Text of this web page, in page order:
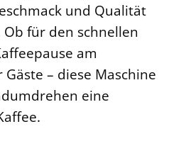
und Qualität
für den schnellen
am
– diese Maschine
eine